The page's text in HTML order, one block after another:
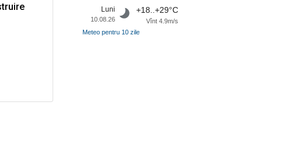
Luni
10.08.26
+18..+29°C
Vînt 4.9m/s
Meteo pentru 10 zile